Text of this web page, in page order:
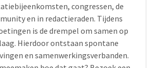
congressen, de
en in redactieraden. Tijdens
is de drempel om samen op
Hierdoor ontstaan spontane
en samenwerkingsverbanden.